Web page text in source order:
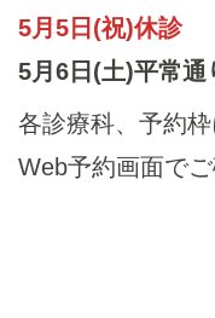
5月5日(祝)休診
5月6日(土)平常通
各診療科、予約
Web予約画面で